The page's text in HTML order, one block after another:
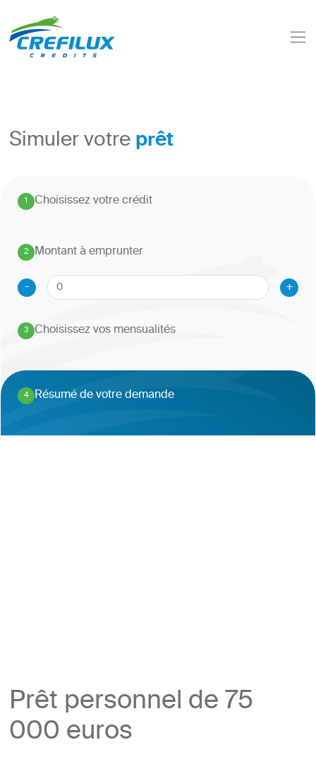
Simuler votreprêt
1. Choisissez votre crédit
2
.
Montant à emprunter
-
+
3
. Choisissez vos mensualités
4
. Résumé de votre demande
Prêt personnel de 75
000 euros